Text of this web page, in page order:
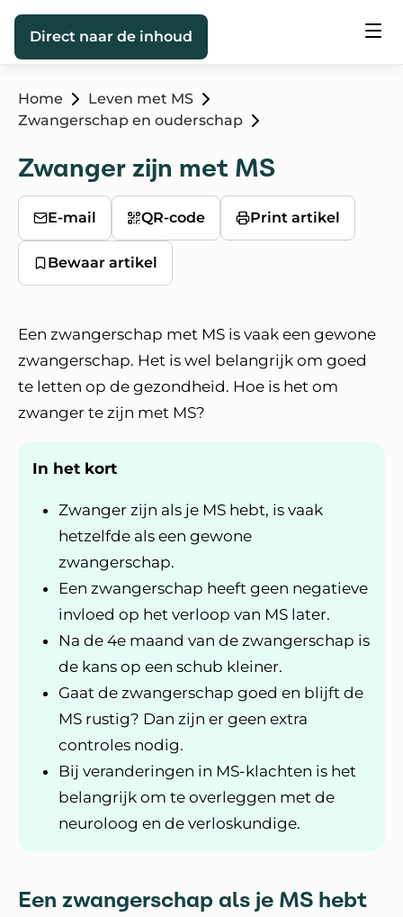
Direct naar de inhoud
Home
Leven met MS
Zwangerschap en ouderschap
Zwanger zijn met MS
E-mail QR-code Print artikel
Bewaar artikel
Een zwangerschap met MS is vaak een gewone
zwangerschap. Het is wel belangrijk om goed
te letten op de gezondheid. Hoe is het om
zwanger te zijn met MS?
In het kort
Zwanger zijn als je MS hebt, is vaak
hetzelfde als een gewone
zwangerschap.
Een zwangerschap heeft geen negatieve
invloed op het verloop van MS later.
Na de 4e maand van de zwangerschap is
de kans op een schub kleiner.
Gaat de zwangerschap goed en blijft de
MS rustig? Dan zijn er geen extra
controles nodig.
Bij veranderingen in MS-klachten is het
belangrijk om te overleggen met de
neuroloog en de verloskundige.
Een zwangerschap als je MS hebt